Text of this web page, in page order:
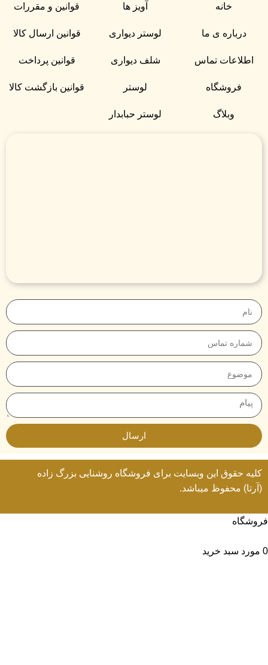
خانه
درباره ی ما
اطلاعات تماس
فروشگاه
وبلاگ
آویز ها
لوستر دیواری
شلف دیواری
لوستر
لوستر حبابدار
قوانین و مقررات
قوانین ارسال کالا
قوانین پرداخت
قوانین بازگشت کالا
ارسال
کلیه حقوق این وبسایت برای فروشگاه روشنایی بزرگ زاده
(آرتا) محفوظ میباشد.
فروشگاه
0 مورد سبد خرید